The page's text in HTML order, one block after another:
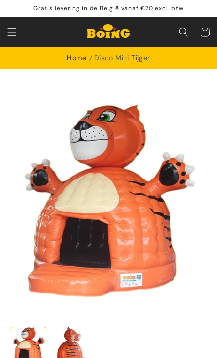
naar de
content
Gratis levering in de België vanaf €70 excl. btw
Home Disco Mini Tijger